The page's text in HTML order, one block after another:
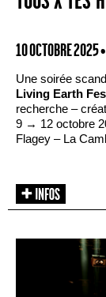
10 OCTOBRE 2025
Une soirée
Living Earth
recherche –
9 → 12 octobre
Flagey – La